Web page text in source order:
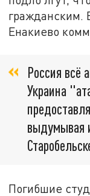
гражданским.
Енакиево
Россия всё
Украина
выдумывая
Погибшие